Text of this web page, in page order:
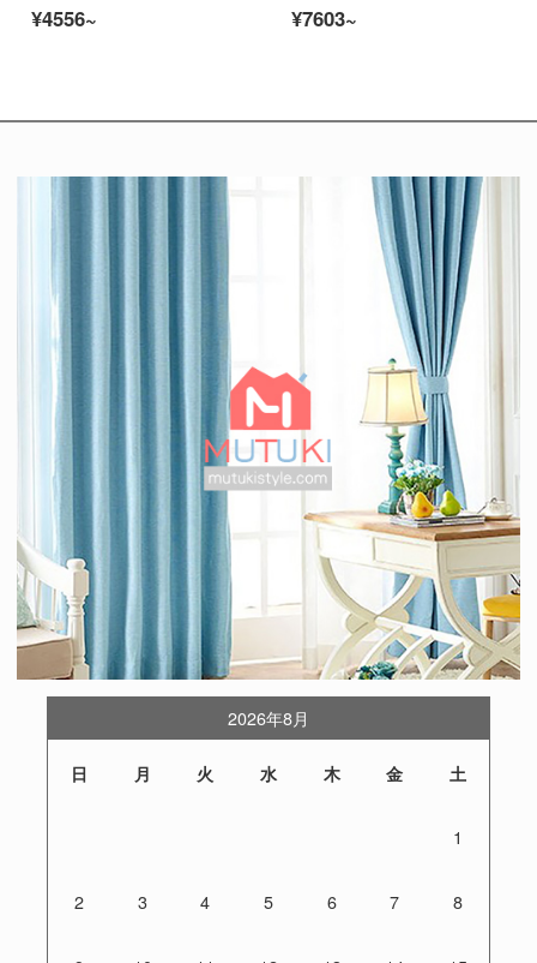
¥4556~
¥7603~
2026年8月
日 月 火 水 木 金 土
1
2 3 4 5 6 7 8